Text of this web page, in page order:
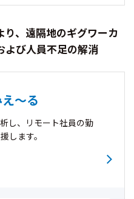
り、遠隔地のギグワーカ
よび人員不足の解消
〜る
し、リモート社員の勤
します。